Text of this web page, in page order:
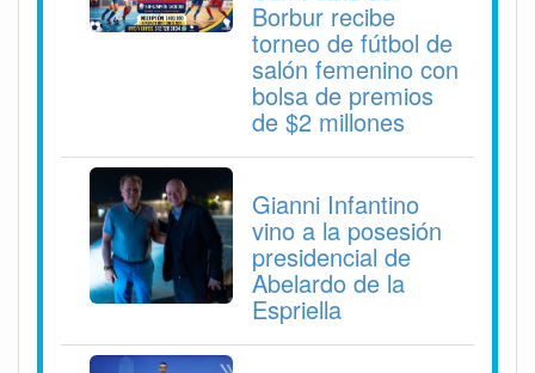
Borbur recibe
torneo de fútbol de
salón femenino con
bolsa de premios
de $2 millones
Gianni Infantino
vino a la posesión
presidencial de
Abelardo de la
Espriella